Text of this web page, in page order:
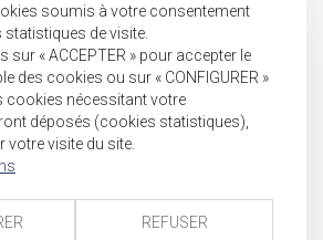
soumis à votre consentement
de visite.
sur « ACCEPTER » pour accepter le
des cookies ou sur « CONFIGURER »
cookies nécessitant votre
déposés (cookies statistiques),
votre visite du site.
REFUSER